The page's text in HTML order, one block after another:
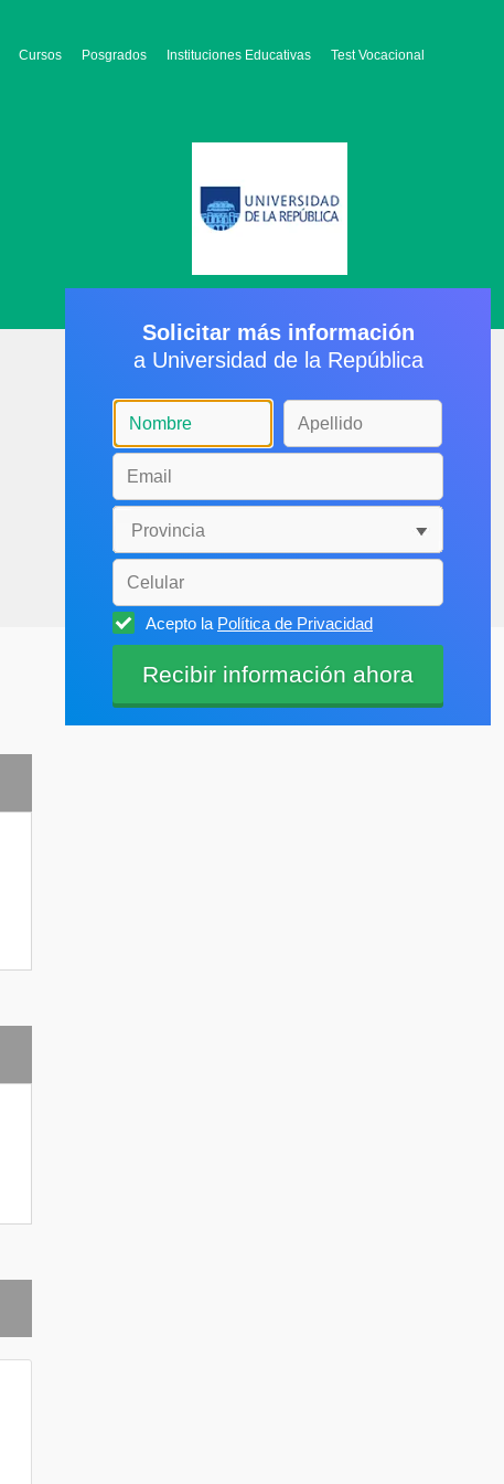
Cursos Posgrados Instituciones Educativas Test Vocacional
Solicitar más información
a Universidad de la República
Acepto la Política de Privacidad